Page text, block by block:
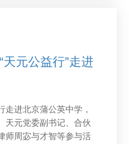
元公益行”走进
进北京蒲公英中学，
天元党委副书记、合伙
师周宓与才智等参与活